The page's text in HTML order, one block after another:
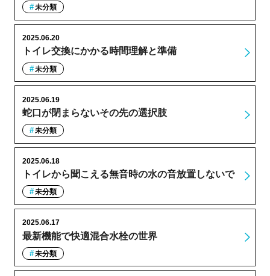
未分類
トイレ交換にかかる時間理解と準備
2025.06.20
未分類
蛇口が閉まらないその先の選択肢
2025.06.19
未分類
トイレから聞こえる無音時の水の音放置しないで
2025.06.18
未分類
最新機能で快適混合水栓の世界
2025.06.17
未分類